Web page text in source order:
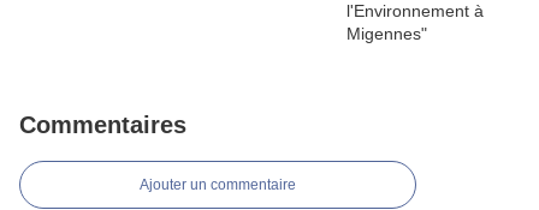
Commentaires
Ajouter un commentaire